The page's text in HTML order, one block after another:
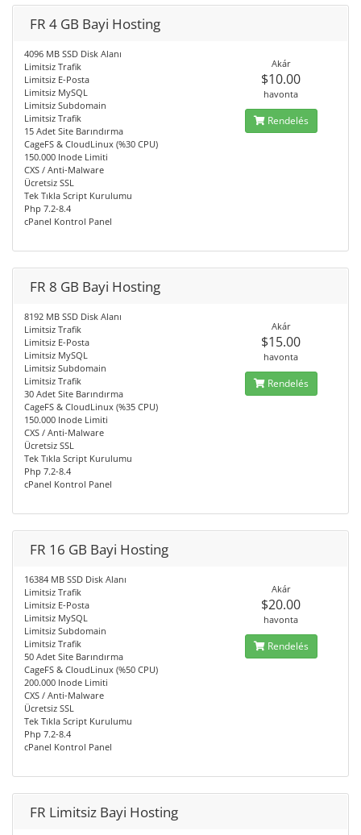
FR 4 GB Bayi Hosting
4096 MB SSD Disk Alanı
Limitsiz Trafik
Limitsiz E-Posta
Limitsiz MySQL
Limitsiz Subdomain
Limitsiz Trafik
15 Adet Site Barındırma
CageFS & CloudLinux (%30 CPU)
150.000 Inode Limiti
CXS / Anti-Malware
Ücretsiz SSL
Tek Tıkla Script Kurulumu
Php 7.2-8.4
cPanel Kontrol Panel
Akár
$10.00
havonta
Rendelés
FR 8 GB Bayi Hosting
8192 MB SSD Disk Alanı
Limitsiz Trafik
Limitsiz E-Posta
Limitsiz MySQL
Limitsiz Subdomain
Limitsiz Trafik
30 Adet Site Barındırma
CageFS & CloudLinux (%35 CPU)
150.000 Inode Limiti
CXS / Anti-Malware
Ücretsiz SSL
Tek Tıkla Script Kurulumu
Php 7.2-8.4
cPanel Kontrol Panel
Akár
$15.00
havonta
Rendelés
FR 16 GB Bayi Hosting
16384 MB SSD Disk Alanı
Limitsiz Trafik
Limitsiz E-Posta
Limitsiz MySQL
Limitsiz Subdomain
Limitsiz Trafik
50 Adet Site Barındırma
CageFS & CloudLinux (%50 CPU)
200.000 Inode Limiti
CXS / Anti-Malware
Ücretsiz SSL
Tek Tıkla Script Kurulumu
Php 7.2-8.4
cPanel Kontrol Panel
Akár
$20.00
havonta
Rendelés
FR Limitsiz Bayi Hosting